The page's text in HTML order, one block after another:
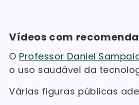
Vídeos com
O Professor Daniel
o uso saudável da
Várias figuras públicas